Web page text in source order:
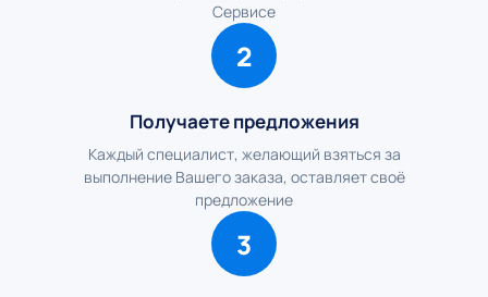
Сервисе
2
Получаете предложения
Каждый специалист, желающий взяться за
выполнение Вашего заказа, оставляет своё
предложение
3